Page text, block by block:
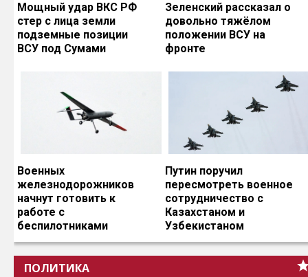
Мощный удар ВКС РФ
стер с лица земли
подземные позиции
ВСУ под Сумами
Зеленский рассказал о
довольно тяжёлом
положении ВСУ на
фронте
Военных
железнодорожников
начнут готовить к
работе с
беспилотниками
Путин поручил
пересмотреть военное
сотрудничество с
Казахстаном и
Узбекистаном
ПОЛИТИКА